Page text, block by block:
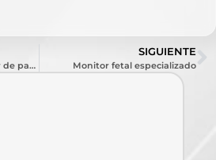
Multiparámetrico monitor de paciente
SIGUIENTE
Monitor fetal especializado